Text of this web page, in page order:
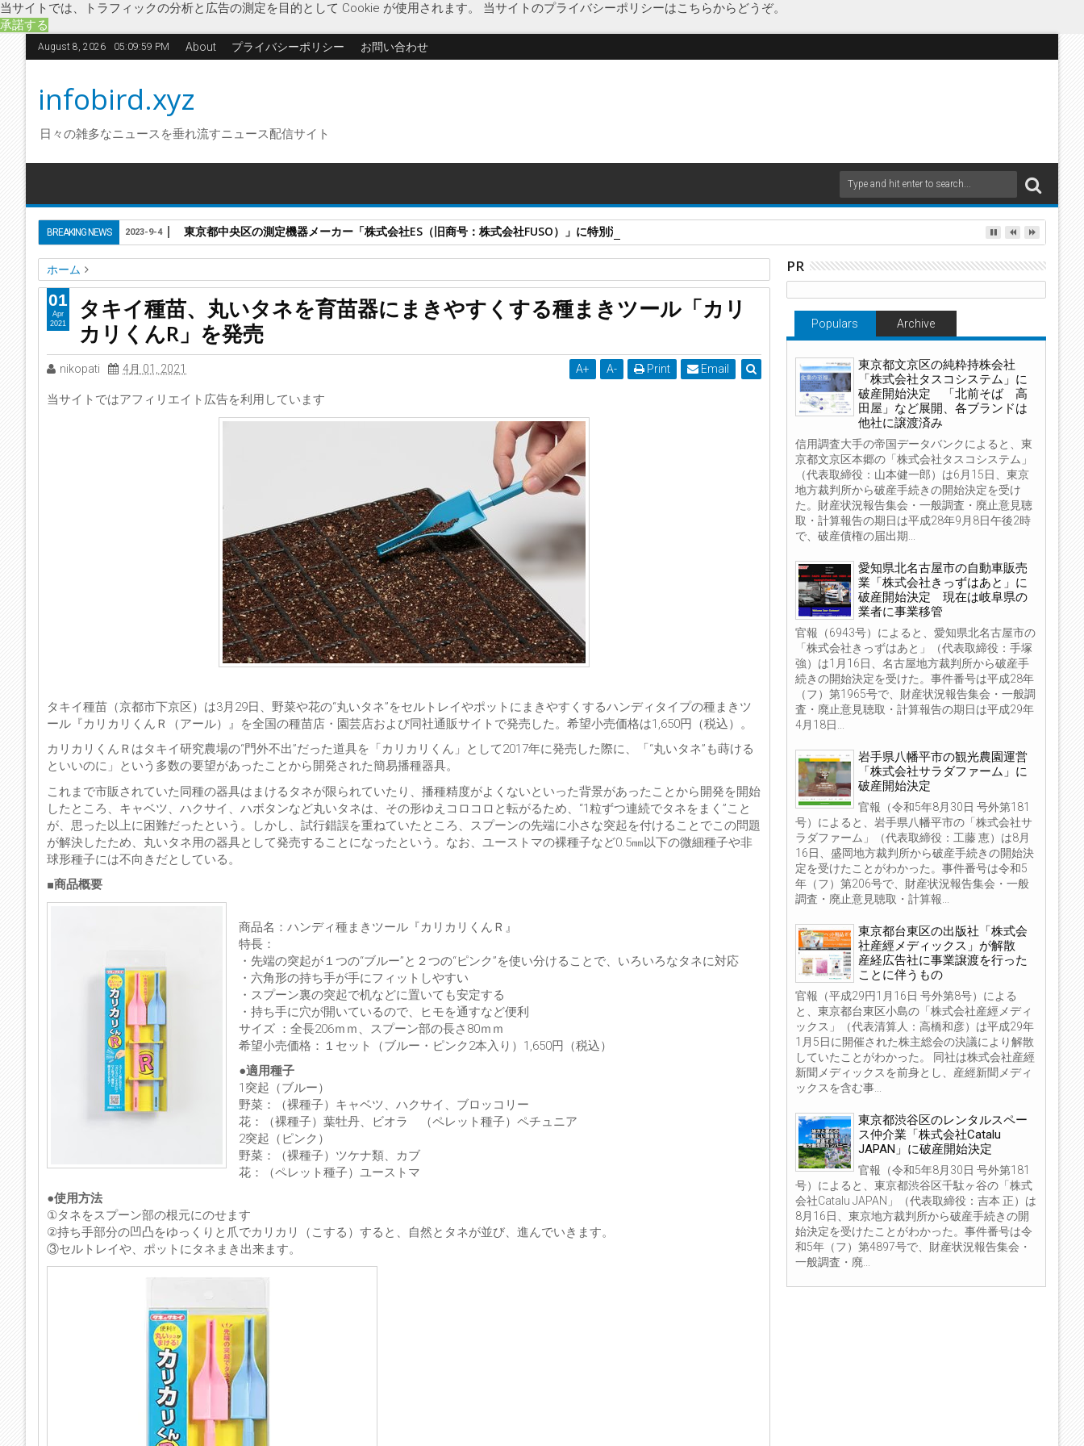
当サイトでは、トラフィックの分析と広告の測定を目的として Cookie が使用されます。 当サイトのプライバシーポリシーはこちらからどうぞ。
承諾する
August 8, 2026 05:10:00 PM About プライバシーポリシー お問い合わせ
infobird.xyz
日々の雑多なニュースを垂れ流すニュース配信サイト
BREAKING NEWS 東京都中央区の測定機器メーカー「株式会社ES（旧商号：株式会社FUSO）」に特別清算開始決定 事業はA-Gas Japanが承継
2023-9-4
ホーム
カリカリくんＲ
タキイ種苗 簡易播種器具 丸いタネ 経済 種まきツール
新製品
タキイ種苗、丸いタネを育苗器にまきやすくする種まきツール「カリカリくんR」を発売
タキイ種苗、丸いタネを育苗器にまきやすくする種まきツール「カリ
カリくんR」を発売
nikopati 4月 01, 2021 A+ A- Print Email
当サイトではアフィリエイト広告を利用しています
タキイ種苗（京都市下京区）は3月29日、野菜や花の“丸いタネ”をセルトレイやポットにまきやすくするハンディタイプの種まきツ
ール『カリカリくんＲ（アール）』を全国の種苗店・園芸店および同社通販サイトで発売した。希望小売価格は1,650円（税込）。
カリカリくんＲはタキイ研究農場の“門外不出”だった道具を「カリカリくん」として2017年に発売した際に、「“丸いタネ”も蒔ける
といいのに」という多数の要望があったことから開発された簡易播種器具。
これまで市販されていた同種の器具はまけるタネが限られていたり、播種精度がよくないといった背景があったことから開発を開始
したところ、キャベツ、ハクサイ、ハボタンなど丸いタネは、その形ゆえコロコロと転がるため、“1粒ずつ連続でタネをまく”こと
が、思った以上に困難だったという。しかし、試行錯誤を重ねていたところ、スプーンの先端に小さな突起を付けることでこの問題
が解決したため、丸いタネ用の器具として発売することになったという。なお、ユーストマの裸種子など0.5㎜以下の微細種子や非
球形種子には不向きだとしている。
■商品概要
商品名：ハンディ種まきツール『カリカリくんＲ』
特長：
・先端の突起が１つの“ブルー”と２つの“ピンク”を使い分けることで、いろいろなタネに対応
・六角形の持ち手が手にフィットしやすい
・スプーン裏の突起で机などに置いても安定する
・持ち手に穴が開いているので、ヒモを通すなど便利
サイズ ：全長206ｍｍ、スプーン部の長さ80ｍｍ
希望小売価格：１セット（ブルー・ピンク2本入り）1,650円（税込）
●適用種子
1突起（ブルー）
野菜：（裸種子）キャベツ、ハクサイ、ブロッコリー
花：（裸種子）葉牡丹、ビオラ （ペレット種子）ペチュニア
2突起（ピンク）
野菜：（裸種子）ツケナ類、カブ
花：（ペレット種子）ユーストマ
●使用方法
①タネをスプーン部の根元にのせます
②持ち手部分の凹凸をゆっくりと爪でカリカリ（こする）すると、自然とタネが並び、進んでいきます。
③セルトレイや、ポットにタネまき出来ます。
01
Apr
2021
PR
Populars Archive
東京都文京区の純粋持株会社
「株式会社タスコシステム」に
破産開始決定 「北前そば 高
田屋」など展開、各ブランドは
他社に譲渡済み
信用調査大手の帝国データバンクによると、東
京都文京区本郷の「株式会社タスコシステム」
（代表取締役：山本健一郎）は6月15日、東京
地方裁判所から破産手続きの開始決定を受け
た。財産状況報告集会・一般調査・廃止意見聴
取・計算報告の期日は平成28年9月8日午後2時
で、破産債権の届出期...
愛知県北名古屋市の自動車販売
業「株式会社きっずはあと」に
破産開始決定 現在は岐阜県の
業者に事業移管
官報（6943号）によると、愛知県北名古屋市の
「株式会社きっずはあと」（代表取締役：手塚
強）は1月16日、名古屋地方裁判所から破産手
続きの開始決定を受けた。事件番号は平成28年
（フ）第1965号で、財産状況報告集会・一般調
査・廃止意見聴取・計算報告の期日は平成29年
4月18日...
岩手県八幡平市の観光農園運営
「株式会社サラダファーム」に
破産開始決定
官報（令和5年8月30日 号外第181
号）によると、岩手県八幡平市の「株式会社サ
ラダファーム」（代表取締役：工藤 恵）は8月
16日、盛岡地方裁判所から破産手続きの開始決
定を受けたことがわかった。事件番号は令和5
年（フ）第206号で、財産状況報告集会・一般
調査・廃止意見聴取・計算報...
東京都台東区の出版社「株式会
社産經メディックス」が解散
産経広告社に事業譲渡を行った
ことに伴うもの
官報（平成29円1月16日 号外第8号）による
と、東京都台東区小島の「株式会社産經メディ
ックス」（代表清算人：高橋和彦）は平成29年
1月5日に開催された株主総会の決議により解散
していたことがわかった。 同社は株式会社産經
新聞メディックスを前身とし、産經新聞メディ
ックスを含む事...
東京都渋谷区のレンタルスペー
ス仲介業「株式会社Catalu
JAPAN」に破産開始決定
官報（令和5年8月30日 号外第181
号）によると、東京都渋谷区千駄ヶ谷の「株式
会社Catalu JAPAN」（代表取締役：吉本 正）は
8月16日、東京地方裁判所から破産手続きの開
始決定を受けたことがわかった。事件番号は令
和5年（フ）第4897号で、財産状況報告集会・
一般調査・廃...